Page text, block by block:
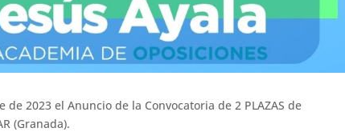
2023 el Anuncio de la Convocatoria de 2 PLAZAS de
(Granada).